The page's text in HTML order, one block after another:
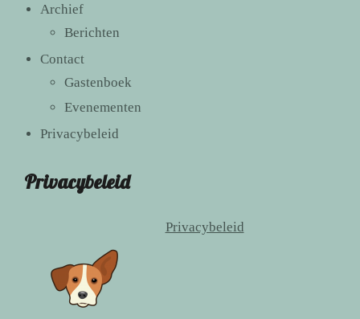
Archief
Berichten
Contact
Gastenboek
Evenementen
Privacybeleid
Privacybeleid
Privacybeleid